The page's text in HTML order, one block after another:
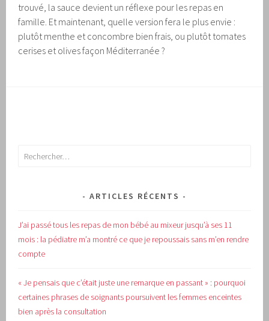
trouvé, la sauce devient un réflexe pour les repas en
famille. Et maintenant, quelle version fera le plus envie :
plutôt menthe et concombre bien frais, ou plutôt tomates
cerises et olives façon Méditerranée ?
Rechercher :
ARTICLES RÉCENTS
J’ai passé tous les repas de mon bébé au mixeur jusqu’à ses 11
mois : la pédiatre m’a montré ce que je repoussais sans m’en rendre
compte
« Je pensais que c’était juste une remarque en passant » : pourquoi
certaines phrases de soignants poursuivent les femmes enceintes
bien après la consultation